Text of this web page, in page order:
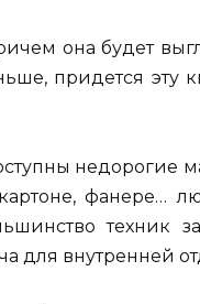
она будет
придется эту
недорогие
фанере…
техник
для внутренней